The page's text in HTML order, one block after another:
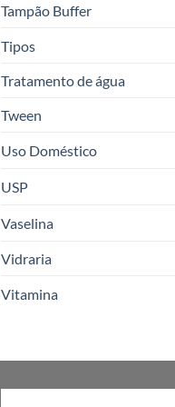
Tampão Buffer
Tipos
Tratamento de água
Tween
Uso Doméstico
USP
Vaselina
Vidraria
Vitamina